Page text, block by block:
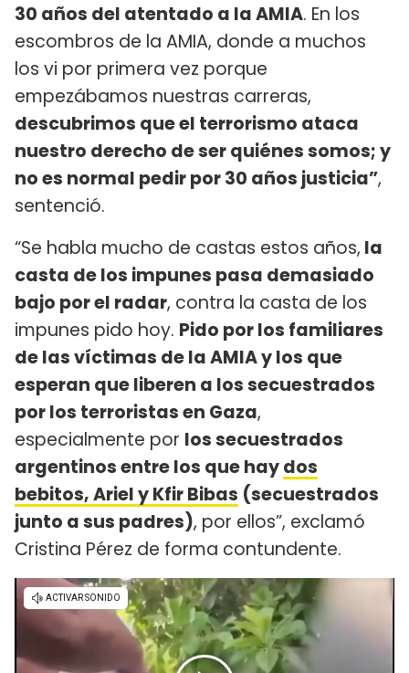
30 años del atentado a la AMIA. En los
escombros de la AMIA, donde a muchos
los vi por primera vez porque
empezábamos nuestras carreras,
descubrimos que el terrorismo ataca
nuestro derecho de ser quiénes somos; y
no es normal pedir por 30 años justicia”,
sentenció.
“Se habla mucho de castas estos años, la
casta de los impunes pasa demasiado
bajo por el radar, contra la casta de los
impunes pido hoy. Pido por los familiares
de las víctimas de la AMIA y los que
esperan que liberen a los secuestrados
por los terroristas en Gaza,
especialmente por los secuestrados
argentinos entre los que haydos
bebitos, Ariel y Kfir Bibas (secuestrados
junto a sus padres), por ellos”, exclamó
Cristina Pérez de forma contundente.